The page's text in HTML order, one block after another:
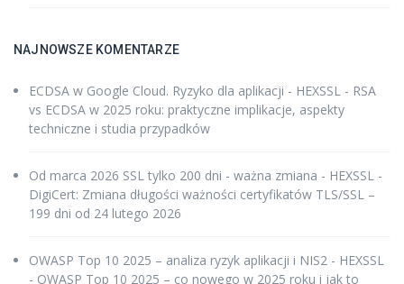
NAJNOWSZE KOMENTARZE
ECDSA w Google Cloud. Ryzyko dla aplikacji - HEXSSL - RSA
vs ECDSA w 2025 roku: praktyczne implikacje, aspekty
techniczne i studia przypadków
Od marca 2026 SSL tylko 200 dni - ważna zmiana - HEXSSL -
DigiCert: Zmiana długości ważności certyfikatów TLS/SSL –
199 dni od 24 lutego 2026
OWASP Top 10 2025 – analiza ryzyk aplikacji i NIS2 - HEXSSL
- OWASP Top 10 2025 – co nowego w 2025 roku i jak to